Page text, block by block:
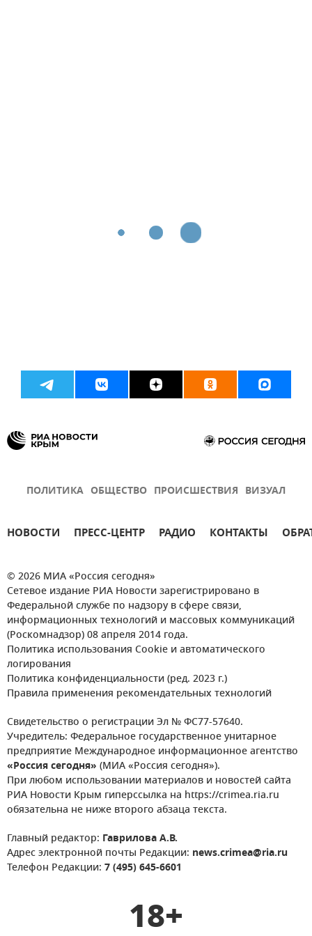
ПОЛИТИКА ОБЩЕСТВО ПРОИСШЕСТВИЯ ВИЗУАЛ
НОВОСТИ ПРЕСС-ЦЕНТР РАДИО КОНТАКТЫ
© 2026 МИА «Россия сегодня»
Сетевое издание РИА Новости зарегистрировано в
Федеральной службе по надзору в сфере связи,
информационных технологий и массовых коммуникаций
(Роскомнадзор) 08 апреля 2014 года.
Политика использования Cookie и автоматического
логирования
Политика конфиденциальности (ред. 2023 г.)
Правила применения рекомендательных технологий
Свидетельство о регистрации Эл № ФС77-57640.
Учредитель: Федеральное государственное унитарное
предприятие Международное информационное агентство
«Россия сегодня» (МИА «Россия сегодня»).
При любом использовании материалов и новостей сайта
РИА Новости Крым гиперссылка на https://crimea.ria.ru
обязательна не ниже второго абзаца текста.
Главный редактор: Гаврилова А.В.
Адрес электронной почты Редакции: news.crimea@ria.ru
Телефон Редакции: 7 (495) 645-6601
18+